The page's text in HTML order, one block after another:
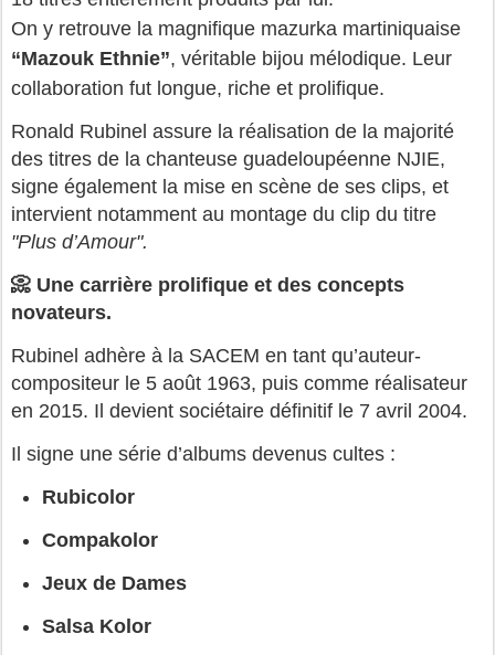
“Mazouk Ethnie”, véritable bijou mélodique. Leur
collaboration fut longue, riche et prolifique.
Ronald Rubinel assure la réalisation de la majorité
des titres de la chanteuse guadeloupéenne NJIE,
signe également la mise en scène de ses clips, et
intervient notamment au montage du clip du titre
"Plus d’Amour".
📀 Une carrière prolifique et des concepts
novateurs.
Rubinel adhère à la SACEM en tant qu’auteur-
compositeur le 5 août 1963, puis comme réalisateur
en 2015. Il devient sociétaire définitif le 7 avril 2004.
Il signe une série d’albums devenus cultes :
Rubicolor
Compakolor
Jeux de Dames
Salsa Kolor